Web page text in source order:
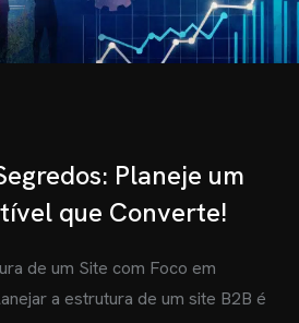
Planeje um
que Converte!
de um Site com Foco em
a estrutura de um site B2B é